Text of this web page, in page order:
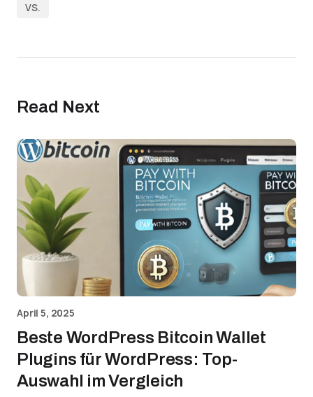
VS.
Read Next
April 5, 2025
Beste WordPress Bitcoin Wallet
Plugins für WordPress: Top-
Auswahl im Vergleich